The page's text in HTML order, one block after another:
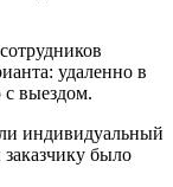
удаленно в
выездом.
индивидуальный
было